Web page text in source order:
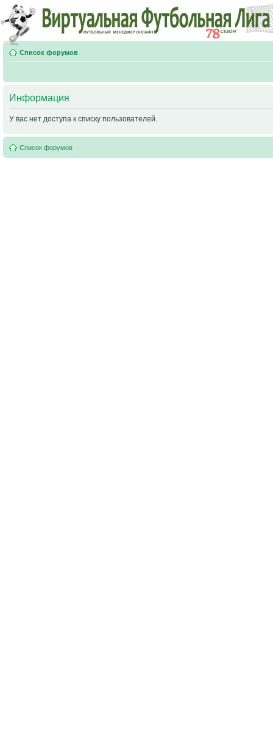
Список форумов
Информация
У вас нет доступа к списку пользователей.
Список форумов